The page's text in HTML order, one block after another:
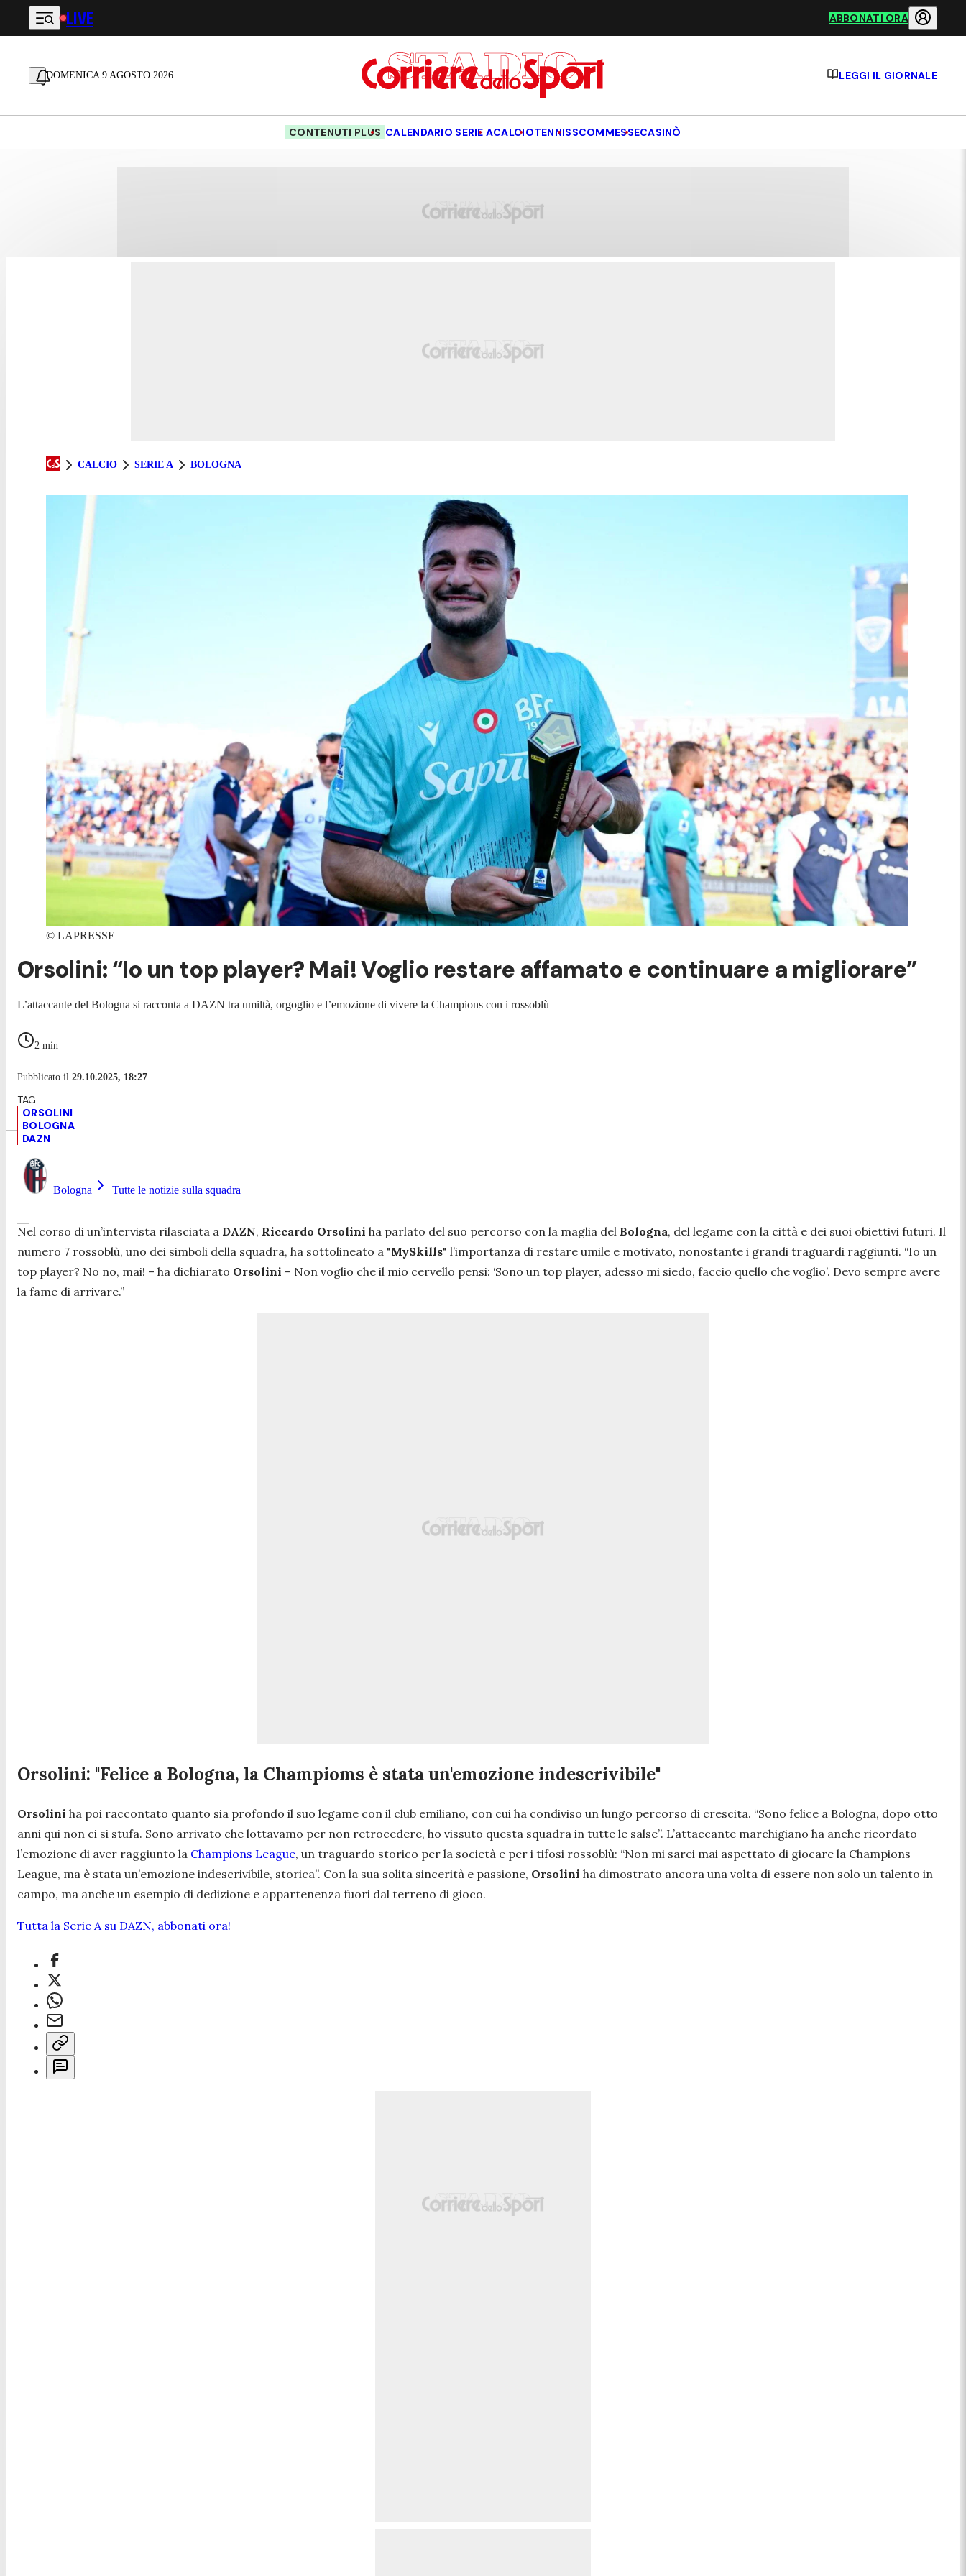
Vai al contenuto principale
LIVE ABBONATI ORA
DOMENICA 9 AGOSTO 2026 LEGGI IL GIORNALE
CONTENUTI PLUS CALENDARIO SERIE ACALCIOTENNISSCOMMESSECASINÒ
CALCIO SERIE A BOLOGNA
© LAPRESSE
Orsolini: “Io un top player? Mai! Voglio restare affamato e continuare a migliorare”
L’attaccante del Bologna si racconta a DAZN tra umiltà, orgoglio e l’emozione di vivere la Champions con i rossoblù
2 min
Pubblicato il 29.10.2025, 18:27
ORSOLINI
BOLOGNA
DAZN
Bologna Tutte le notizie sulla squadra
Nel corso di un’intervista rilasciata a DAZN, Riccardo Orsolini ha parlato del suo percorso con la maglia del Bologna, del legame con la città e dei suoi obiettivi futuri. Il
numero 7 rossoblù, uno dei simboli della squadra, ha sottolineato a "MySkills" l’importanza di restare umile e motivato, nonostante i grandi traguardi raggiunti. “Io un
top player? No no, mai! – ha dichiarato Orsolini – Non voglio che il mio cervello pensi: ‘Sono un top player, adesso mi siedo, faccio quello che voglio’. Devo sempre avere
la fame di arrivare.”
Orsolini: "Felice a Bologna, la Champioms è stata un'emozione indescrivibile"
Orsolini ha poi raccontato quanto sia profondo il suo legame con il club emiliano, con cui ha condiviso un lungo percorso di crescita. “Sono felice a Bologna, dopo otto
anni qui non ci si stufa. Sono arrivato che lottavamo per non retrocedere, ho vissuto questa squadra in tutte le salse”. L’attaccante marchigiano ha anche ricordato
l’emozione di aver raggiunto la Champions League, un traguardo storico per la società e per i tifosi rossoblù: “Non mi sarei mai aspettato di giocare la Champions
League, ma è stata un’emozione indescrivibile, storica”. Con la sua solita sincerità e passione, Orsolini ha dimostrato ancora una volta di essere non solo un talento in
campo, ma anche un esempio di dedizione e appartenenza fuori dal terreno di gioco.
Tutta la Serie A su DAZN, abbonati ora!